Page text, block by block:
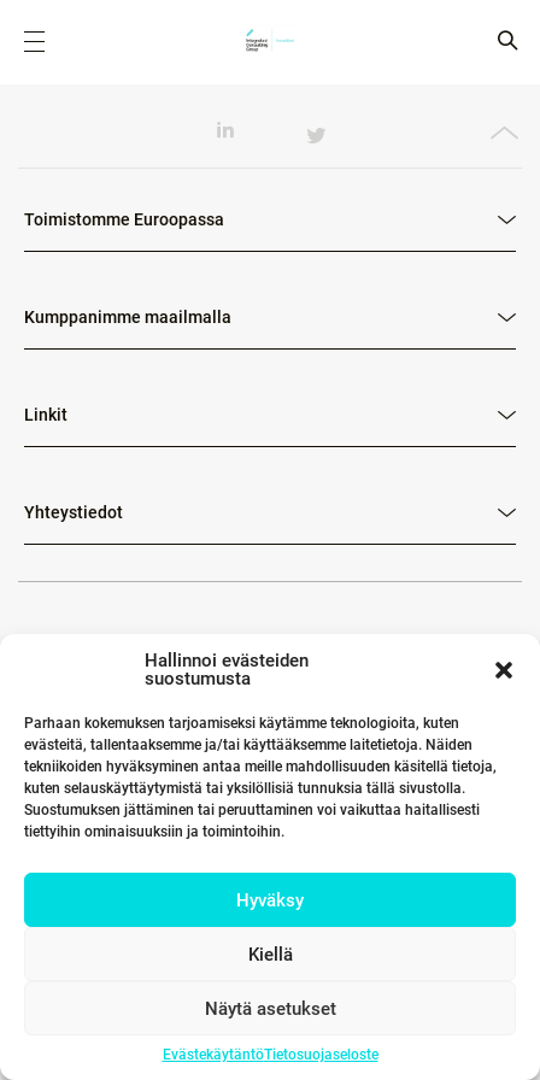
Hallinnoi evästeiden
suostumusta
Parhaan kokemuksen tarjoamiseksi käytämme teknologioita, kuten
evästeitä, tallentaaksemme ja/tai käyttääksemme laitetietoja. Näiden
tekniikoiden hyväksyminen antaa meille mahdollisuuden käsitellä tietoja,
kuten selauskäyttäytymistä tai yksilöllisiä tunnuksia tällä sivustolla.
Suostumuksen jättäminen tai peruuttaminen voi vaikuttaa haitallisesti
tiettyihin ominaisuuksiin ja toimintoihin.
Hyväksy
Kiellä
Näytä asetukset
EvästekäytäntöTietosuojaseloste
Toimistomme Euroopassa
Kumppanimme maailmalla
Linkit
Yhteystiedot